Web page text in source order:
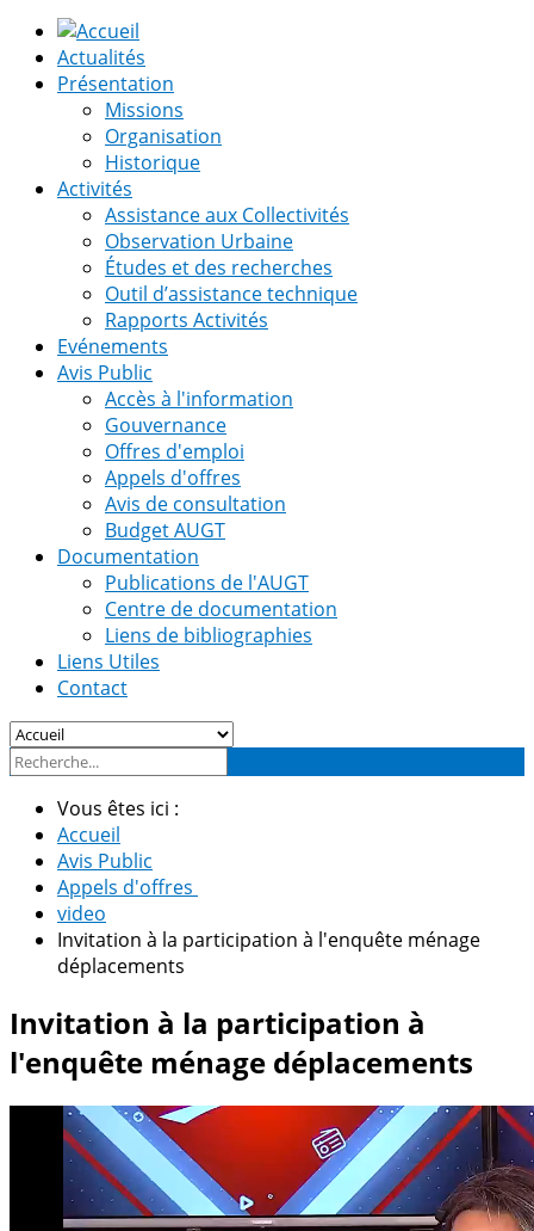
Actualités
Présentation
Missions
Organisation
Historique
Activités
Assistance aux Collectivités
Observation Urbaine
Études et des recherches
Outil d’assistance technique
Rapports Activités
Evénements
Avis Public
Accès à l'information
Gouvernance
Offres d'emploi
Appels d'offres
Avis de consultation
Budget AUGT
Documentation
Publications de l'AUGT
Centre de documentation
Liens de bibliographies
Liens Utiles
Contact
Vous êtes ici :
Accueil
Avis Public
Appels d'offres
video
Invitation à la participation à l'enquête ménage
déplacements
Invitation à la participation à
l'enquête ménage déplacements